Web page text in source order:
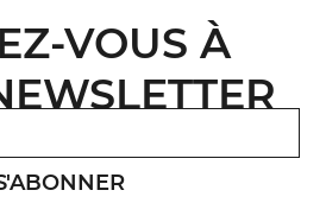
VOUS À